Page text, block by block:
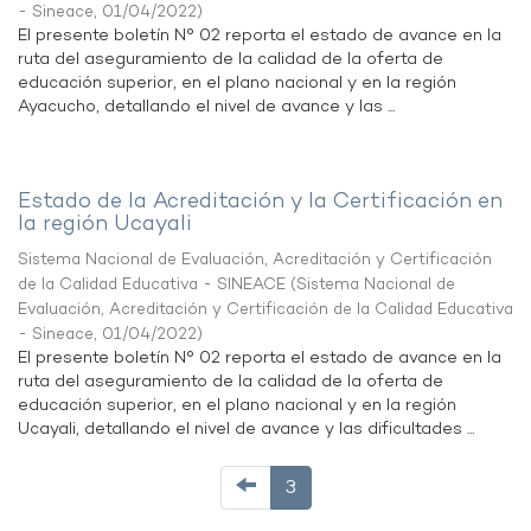
- Sineace, 01/04/2022)
El presente boletín N° 02 reporta el estado de avance en la
ruta del aseguramiento de la calidad de la oferta de
educación superior, en el plano nacional y en la región
Ayacucho, detallando el nivel de avance y las ...
Estado de la Acreditación y la Certificación en
la región Ucayali
Sistema Nacional de Evaluación, Acreditación y Certificación
de la Calidad Educativa - SINEACE (Sistema Nacional de
Evaluación, Acreditación y Certificación de la Calidad Educativa
- Sineace, 01/04/2022)
El presente boletín N° 02 reporta el estado de avance en la
ruta del aseguramiento de la calidad de la oferta de
educación superior, en el plano nacional y en la región
Ucayali, detallando el nivel de avance y las dificultades ...
3